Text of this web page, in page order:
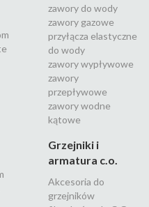
zawory do wody
zawory gazowe
przyłącza elastyczne
do wody
zawory wypływowe
zawory
przepływowe
zawory wodne
kątowe
Grzejniki i
armatura c.o.
Akcesoria do
grzejników